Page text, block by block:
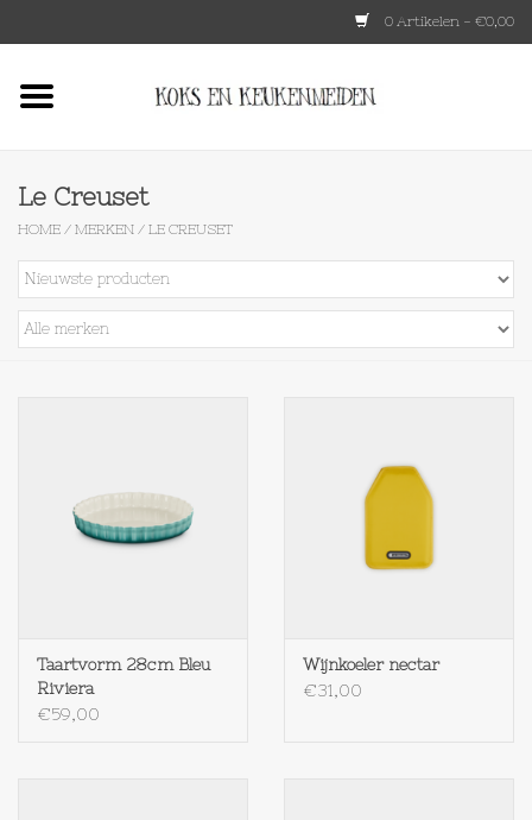
0 Artikelen - €0,00
Tokyo design
Lifestyle
Le Creuset
HOME / MERKEN / LE CREUSET
Taartvorm 28cm Bleu
Riviera
€59,00
Wijnkoeler nectar
€31,00